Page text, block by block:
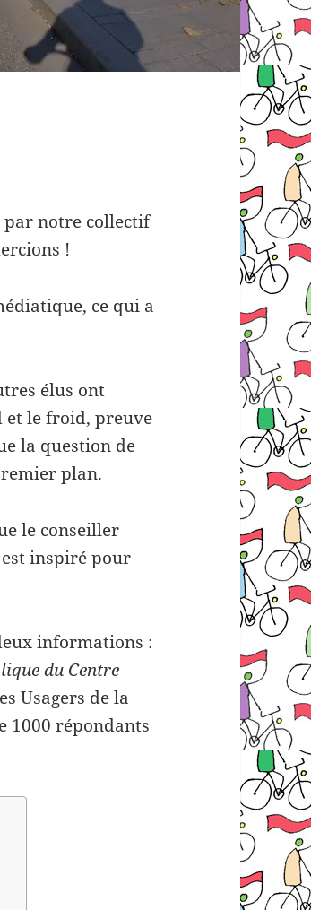
par notre collectif
!
ce qui a
élus ont
et le froid, preuve
la question de
plan.
le conseiller
inspiré pour
informations :
du Centre
Usagers de la
1000 répondants